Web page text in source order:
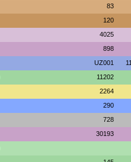
83
120
4025
898
UZ001
11202
2264
290
728
30193